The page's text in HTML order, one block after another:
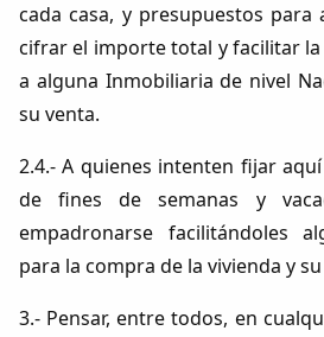
cada casa, y presupuestos para
cifrar el importe total y facilitar
a alguna Inmobiliaria de nivel
su venta.
2.4.- A quienes intenten fijar
de fines de semanas y
empadronarse facilitándoles
para la compra de la vivienda y
3.- Pensar, entre todos, en